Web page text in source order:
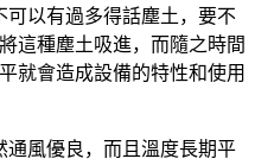
以有過多得話塵土，要不
這種塵土吸進，而隨之時間
就會造成設備的特性和使用
風優良，而且溫度長期平